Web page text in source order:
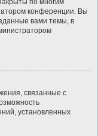
по многим
конференции. Вы
вами темы, в
связанные с
установленных